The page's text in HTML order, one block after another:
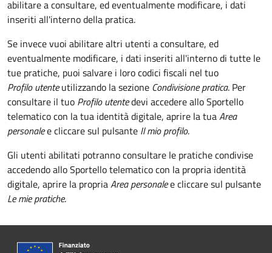
abilitare a consultare, ed eventualmente modificare, i dati
inseriti all'interno della pratica.
Se invece vuoi abilitare altri utenti a consultare, ed
eventualmente modificare, i dati inseriti all'interno di tutte le
tue pratiche, puoi salvare i loro codici fiscali nel tuo
Profilo utenteutilizzando la sezione Condivisione pratica. Per
consultare il tuo Profilo utentedevi accedere allo Sportello
telematico con la tua identità digitale, aprire la tuaArea
personalee cliccare sul pulsante Il mio profilo.
Gli utenti abilitati potranno consultare le pratiche condivise
accedendo allo Sportello telematico con la propria identità
digitale, aprire la propriaArea personalee cliccare sul pulsante
Le mie pratiche.